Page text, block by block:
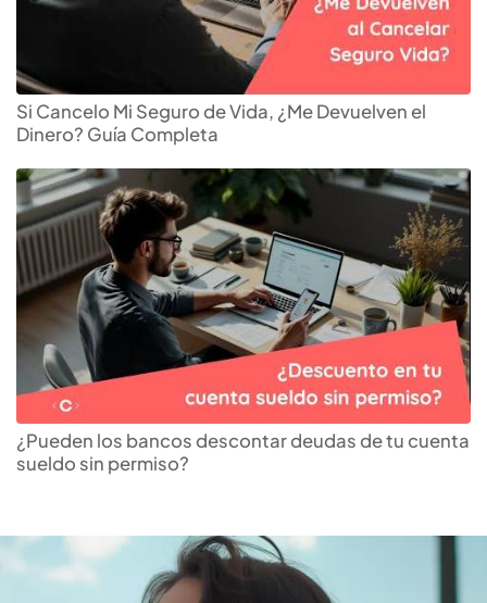
Si Cancelo Mi Seguro de Vida, ¿Me Devuelven el
Dinero? Guía Completa
¿Pueden los bancos descontar deudas de tu cuenta
sueldo sin permiso?
Descubre elseguro de
viajeideal para ti